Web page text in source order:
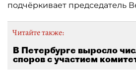
подчёркивает председатель
Читайте также:
В Петербурге выросло
споров с участием